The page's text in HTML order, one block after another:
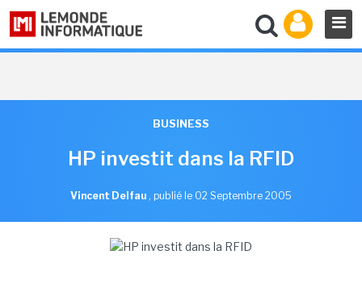
BUSINESS
HP investit dans la RFID
Vincent Delfau , publié le 02 Septembre 2005